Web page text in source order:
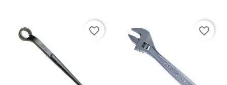
favorite_border favorite_border